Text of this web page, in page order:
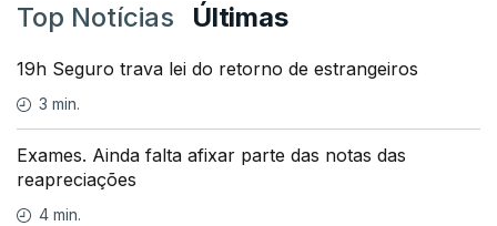
Top Notícias Últimas
19h Seguro trava lei do retorno de estrangeiros
3 min.
Exames. Ainda falta afixar parte das notas das
reapreciações
4 min.